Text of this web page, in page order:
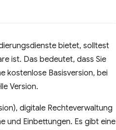
bietet, solltest
ist. Das bedeutet, dass Sie
kostenlose Basisversion, bei
Version.
digitale Rechteverwaltung
und Einbettungen. Es gibt eine